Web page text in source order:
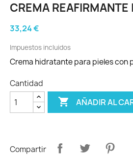
CREMA REAFIRMANTE
33,24 €
Impuestos incluidos
Crema hidratante para pieles
Cantidad
 AÑADIR AL
Compartir